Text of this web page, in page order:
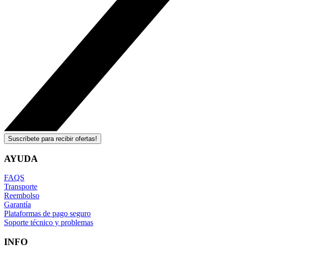
Suscríbete para recibir ofertas!
AYUDA
FAQS
Transporte
Reembolso
Garantía
Plataformas de pago seguro
Soporte técnico y problemas
INFO